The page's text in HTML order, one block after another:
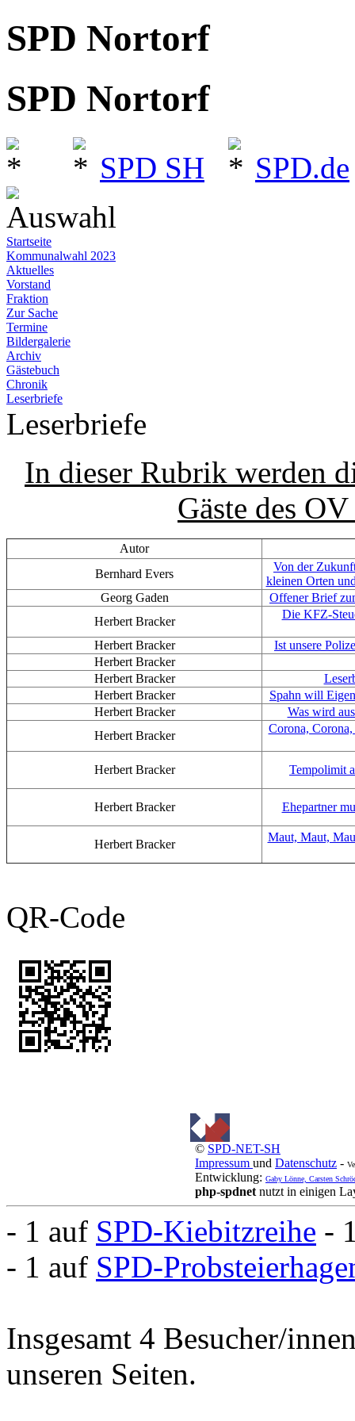
SPD Nortorf
SPD Nortorf
SPD SH
SPD.de
Auswahl
Startseite
Kommunalwahl 2023
Aktuelles
Vorstand
Fraktion
Zur Sache
Termine
Bildergalerie
Archiv
Gästebuch
Chronik
Leserbriefe
Leserbriefe
In dieser Rubrik werden
Gäste des
Autor
Bernhard Evers
Von der
kleinen Orten
Georg Gaden
Offener Brief
Herbert Bracker
Die KFZ-
Herbert Bracker
Ist unsere
Herbert Bracker
Herbert Bracker
Herbert Bracker
Spahn will
Herbert Bracker
Was wird
Herbert Bracker
Corona,
Herbert Bracker Tempolimit
Herbert Bracker Ehepartner
Herbert Bracker
Maut, Maut,
QR-Code
© SPD-NET-SH
Impressum und Datenschutz -
Entwicklung: Gaby Lönne, Carsten
php-spdnet nutzt in einigen
- 1 auf SPD-Kiebitzreihe -
- 1 auf SPD-
Insgesamt 4 Besucher/
unseren Seiten.